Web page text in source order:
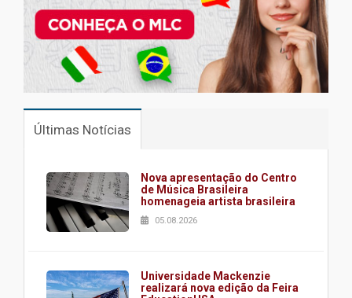
Últimas Notícias
Nova apresentação do Centro
de Música Brasileira
homenageia artista brasileira
05.08.2026
Universidade Mackenzie
realizará nova edição da Feira